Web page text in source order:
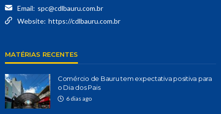
Email: spc@cdlbauru.com.br
Website: https://cdlbauru.com.br
MATÉRIAS RECENTES
Comércio de Bauru tem expectativa positiva para
o Dia dos Pais
6 dias ago